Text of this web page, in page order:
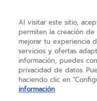
AYUDA
SOBRE NOSOTROS
Al visitar este sitio,
permiten la creación de
mejorar tu experiencia
servicios y ofertas
información, puedes
privacidad de datos.
haciendo clic en
información